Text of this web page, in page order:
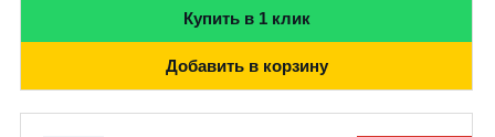
Купить в 1 клик
Добавить в корзину